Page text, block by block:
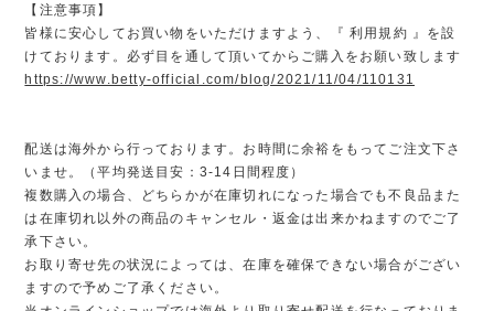
【注意事項】
皆様に安心してお買い物をいただけますよう、『 利用規約 』を設
けております。必ず目を通して頂いてからご購入をお願い致します
https://www.betty-official.com/blog/2021/11/04/110131
配送は海外から行っております。お時間に余裕をもってご注文下さ
いませ。（平均発送目安：3-14日間程度）
複数購入の場合、どちらかが在庫切れになった場合でも不良品また
は在庫切れ以外の商品のキャンセル・返金は出来かねますのでご了
承下さい。
お取り寄せ先の状況によっては、在庫を確保できない場合がござい
ますので予めご了承ください。